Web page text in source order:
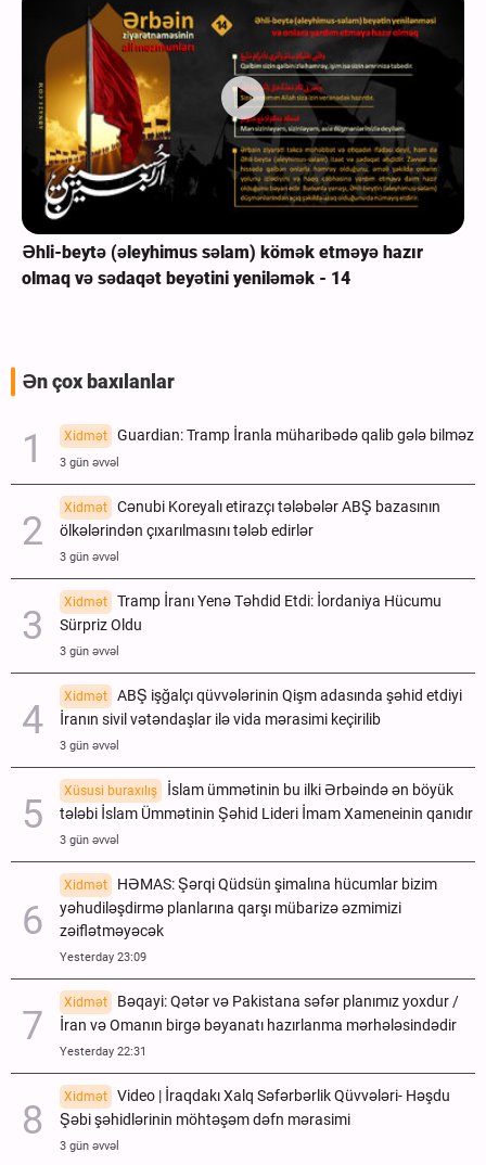
Əhli-beytə (əleyhimus səlam) kömək etməyə hazır
olmaq və sədaqət beyətini yeniləmək - 14
Ən çox baxılanlar
Xidmət Guardian: Tramp İranla müharibədə qalib gələ bilməz
3 gün əvvəl
Xidmət
Cənubi Koreyalı etirazçı tələbələr ABŞ bazasının
ölkələrindən çıxarılmasını tələb edirlər
3 gün əvvəl
Xidmət
Tramp İranı Yenə Təhdid Etdi: İordaniya Hücumu
Sürpriz Oldu
3 gün əvvəl
Xidmət
ABŞ işğalçı qüvvələrinin Qişm adasında şəhid etdiyi
İranın sivil vətəndaşlar ilə vida mərasimi keçirilib
3 gün əvvəl
Xüsusi buraxılış
İslam ümmətinin bu ilki Ərbəində ən böyük
tələbi İslam Ümmətinin Şəhid Lideri İmam Xameneinin qanıdır
3 gün əvvəl
Xidmət
HƏMAS: Şərqi Qüdsün şimalına hücumlar bizim
yəhudiləşdirmə planlarına qarşı mübarizə əzmimizi
zəiflətməyəcək
Yesterday 23:09
Xidmət
Bəqayi: Qətər və Pakistana səfər planımız yoxdur /
İran və Omanın birgə bəyanatı hazırlanma mərhələsindədir
Yesterday 22:31
Xidmət
Video | İraqdakı Xalq Səfərbərlik Qüvvələri- Həşdu
Şəbi şəhidlərinin möhtəşəm dəfn mərasimi
3 gün əvvəl